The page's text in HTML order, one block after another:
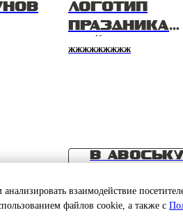
взаимодействие
файлов cookie, а также с
ЛОГОТИП
ПРАЗДНИКА
МАЙСКОГО
жжжжжжжжж
В АВОСЬКУ